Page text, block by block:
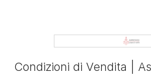
Condizioni di Vendita |